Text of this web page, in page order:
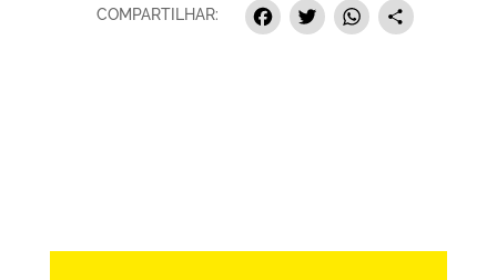
COMPARTILHAR: Facebook
Twitter